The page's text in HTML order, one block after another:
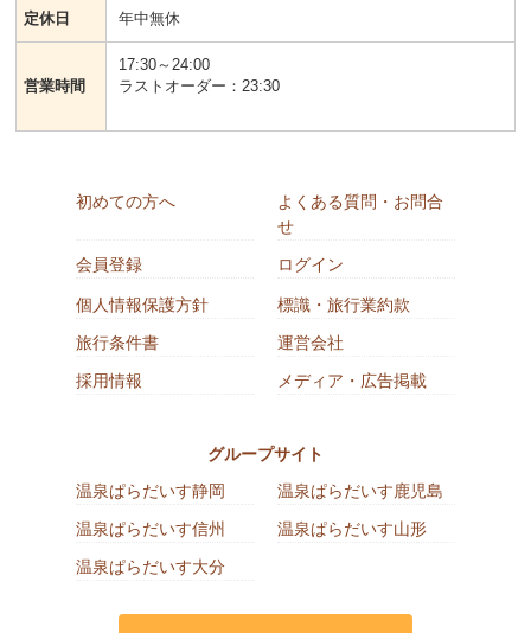
定休日 年中無休
営業時間
17:30～24:00
ラストオーダー：23:30
初めての方へ
よくある質問・お問合
せ
会員登録
ログイン
個人情報保護方針
標識・旅行業約款
旅行条件書
運営会社
採用情報
メディア・広告掲載
グループサイト
温泉ぱらだいす静岡
温泉ぱらだいす鹿児島
温泉ぱらだいす信州
温泉ぱらだいす山形
温泉ぱらだいす大分